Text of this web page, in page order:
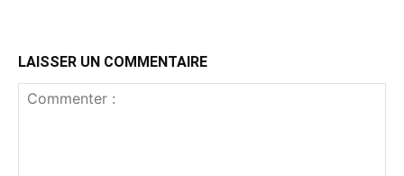
LAISSER UN COMMENTAIRE